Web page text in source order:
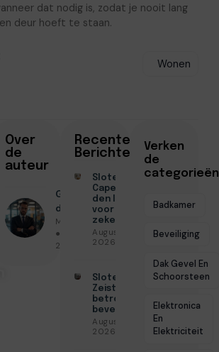
dat nodig is, zodat je nooit lang
deur hoeft te staan.
Wonen
Over
de
auteur
Geschreven
door
Menno Maas
● Juni 16,
2026
Recente
Berichten
Slotenmaker
Capelle aan
den IJssel
voor
zekerheid
Augustus 3,
2026
Slotenmaker
Zeist voor
betrouwbare
beveiliging
Augustus 3,
2026
Verken
de
categorieën
Badkamer
Beveiliging
Dak Gevel En
Schoorsteen
Elektronica
En
Elektriciteit